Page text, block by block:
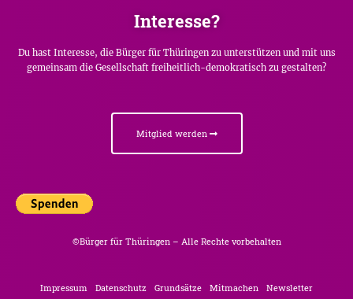
Interesse?
Du hast Interesse, die Bürger für Thüringen zu unterstützen und mit uns
gemeinsam die Gesellschaft freiheitlich-demokratisch zu gestalten?
Mitglied werden
©Bürger für Thüringen – Alle Rechte vorbehalten
Impressum Datenschutz Grundsätze Mitmachen Newsletter